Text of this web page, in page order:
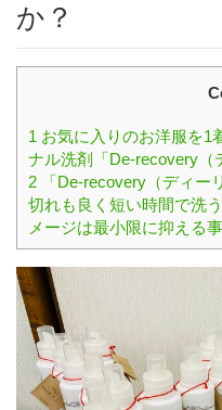
か？
1 お気に入りのお洋服を1
ナル洗剤「De-recovery（
2 「De-recovery（ディー
切れも良く短い時間で洗
メージは最小限に抑える